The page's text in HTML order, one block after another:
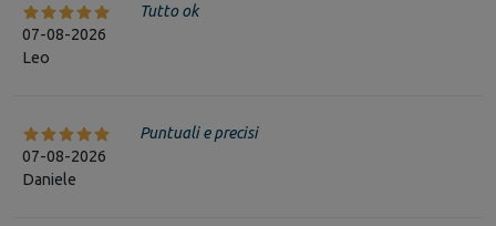
07-08-2026
Leo
Tutto ok
07-08-2026
Daniele
Puntuali e precisi